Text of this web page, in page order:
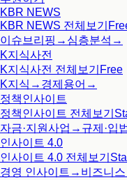
KBR NEWS
KBR NEWS 전체보기
이슈브리핑 → 심층분석 →
K지식사전
K지식사전 전체보기 Free
K지식 → 경제용어 →
정책인사이트
정책인사이트 전체보기
자금·지원사업 → 규제·입
인사이트 4.0
인사이트 4.0 전체보기
경영 인사이트 → 비즈니